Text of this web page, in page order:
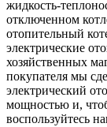
жидкость-
отключенном
отопительный
электрические
хозяйственных
покупателя мы
электрический
мощностью и,
воспользуйтесь